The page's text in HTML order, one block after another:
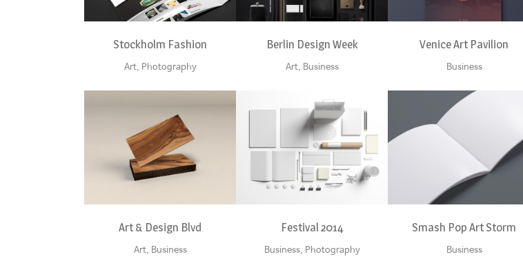
Stockholm Fashion
Art, Photography
Berlin Design Week
Art, Business
Venice Art Pavilion
Business
ZOOM VIEW
Art & Design Blvd
Art, Business
VIEW
Festival 2014
Business, Photography
Smash Pop Art Storm
Business